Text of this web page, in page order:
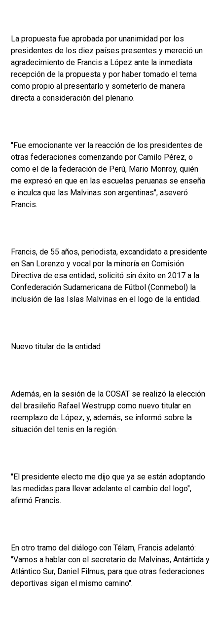
La propuesta fue aprobada por unanimidad por los
presidentes de los diez países presentes y mereció un
agradecimiento de Francis a López ante la inmediata
recepción de la propuesta y por haber tomado el tema
como propio al presentarlo y someterlo de manera
directa a consideración del plenario.
"Fue emocionante ver la reacción de los presidentes de
otras federaciones comenzando por Camilo Pérez, o
como el de la federación de Perú, Mario Monroy, quién
me expresó en que en las escuelas peruanas se enseña
e inculca que las Malvinas son argentinas", aseveró
Francis.
Francis, de 55 años, periodista, excandidato a presidente
en San Lorenzo y vocal por la minoría en Comisión
Directiva de esa entidad, solicitó sin éxito en 2017 a la
Confederación Sudamericana de Fútbol (Conmebol) la
inclusión de las Islas Malvinas en el logo de la entidad.
Nuevo titular de la entidad
Además, en la sesión de la COSAT se realizó la elección
del brasileño Rafael Westrupp como nuevo titular en
reemplazo de López, y, además, se informó sobre la
situación del tenis en la región.·
"El presidente electo me dijo que ya se están adoptando
las medidas para llevar adelante el cambio del logo",
afirmó Francis.
En otro tramo del diálogo con Télam, Francis adelantó:
"Vamos a hablar con el secretario de Malvinas, Antártida y
Atlántico Sur, Daniel Filmus, para que otras federaciones
deportivas sigan el mismo camino".